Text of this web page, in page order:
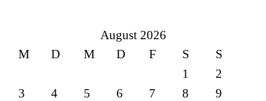
August 2026
M
D M D F S
S
1
2
3
4 5 6 7 8
9